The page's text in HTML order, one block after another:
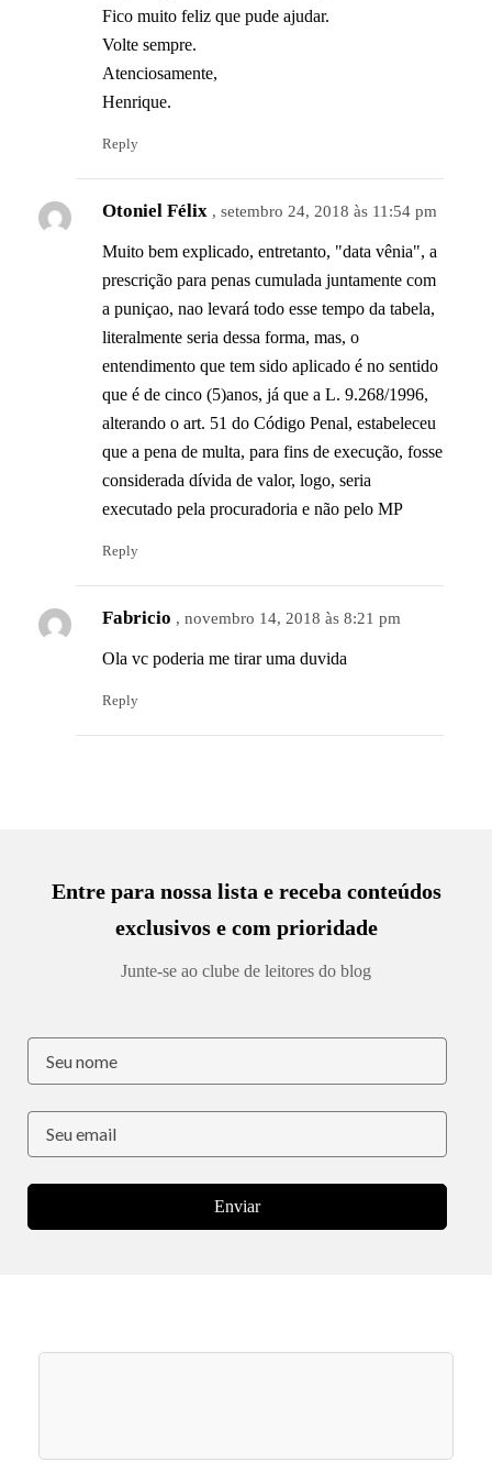
Fico muito feliz que pude ajudar.
Volte sempre.
Atenciosamente,
Henrique.
Reply
Otoniel Félix , setembro 24, 2018 às 11:54 pm
Muito bem explicado, entretanto, "data vênia", a
prescrição para penas cumulada juntamente com
a puniçao, nao levará todo esse tempo da tabela,
literalmente seria dessa forma, mas, o
entendimento que tem sido aplicado é no sentido
que é de cinco (5)anos, já que a L. 9.268/1996,
alterando o art. 51 do Código Penal, estabeleceu
que a pena de multa, para fins de execução, fosse
considerada dívida de valor, logo, seria
executado pela procuradoria e não pelo MP
Reply
Fabricio , novembro 14, 2018 às 8:21 pm
Ola vc poderia me tirar uma duvida
Reply
Entre para nossa lista e receba conteúdos
exclusivos e com prioridade
Junte-se ao clube de leitores do blog
Enviar